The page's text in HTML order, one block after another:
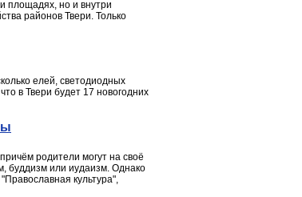
площадях, но и внутри
районов Твери. Только
елей, светодиодных
в Твери будет 17 новогодних
родители могут на своё
буддизм или иудаизм. Однако
культура",